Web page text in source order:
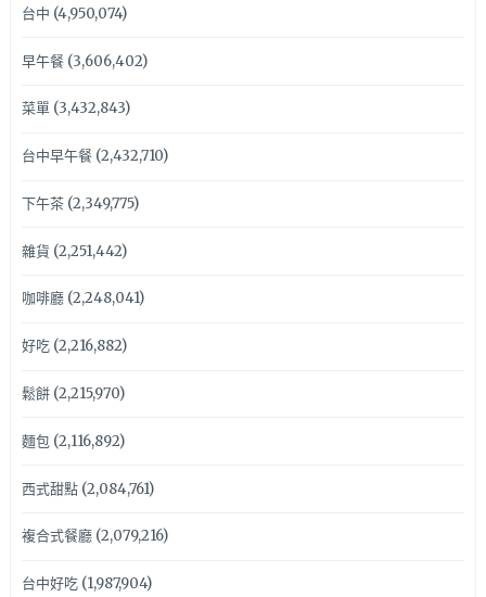
台中 (4,950,074)
早午餐(3,606,402)
菜單(3,432,843)
台中早午餐(2,432,710)
下午茶(2,349,775)
雜貨 (2,251,442)
咖啡廳(2,248,041)
好吃(2,216,882)
鬆餅(2,215,970)
麵包(2,116,892)
西式甜點(2,084,761)
複合式餐廳(2,079,216)
台中好吃(1,987,904)